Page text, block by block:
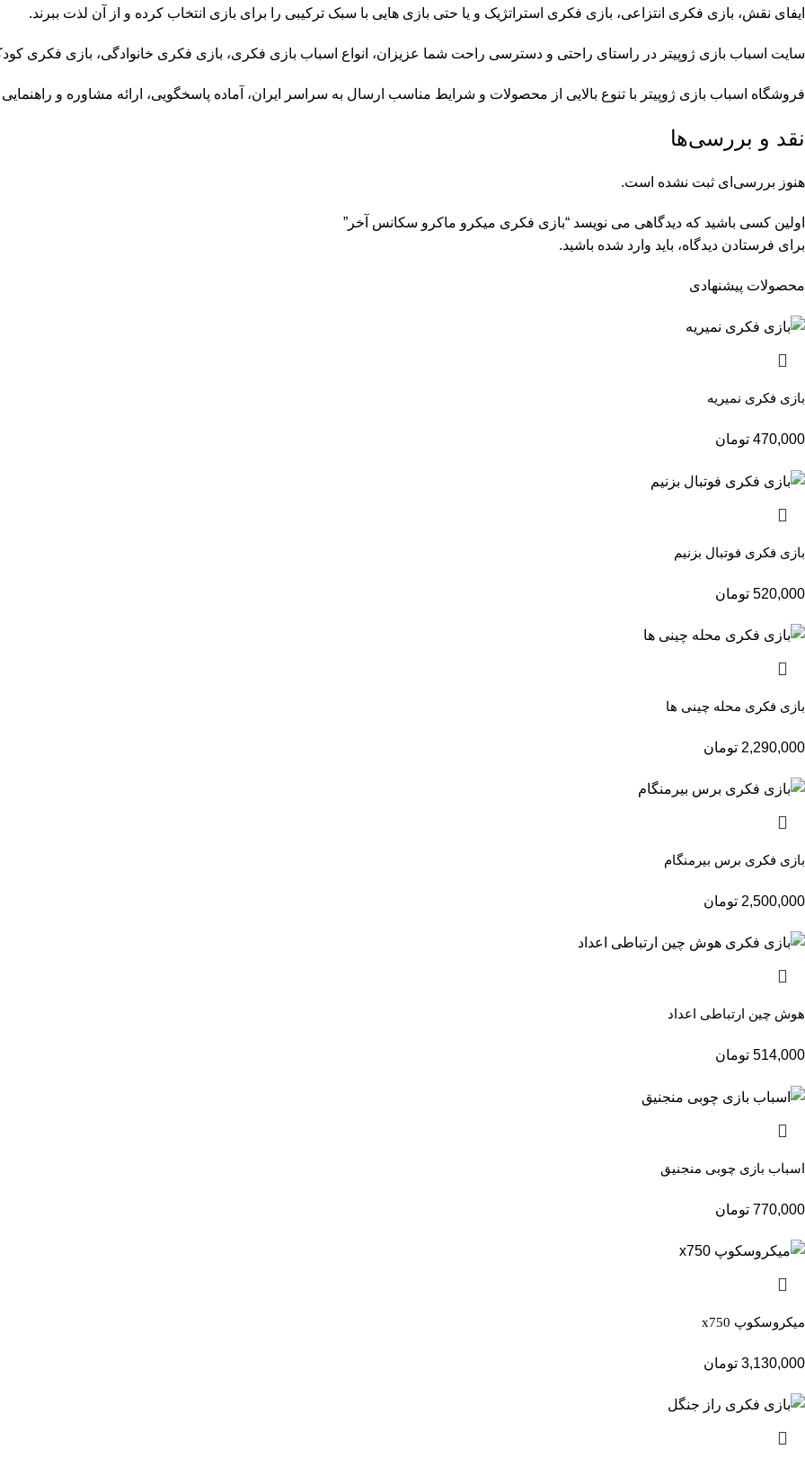
ایفای نقش، بازی فکری انتزاعی، بازی فکری استراتژیک و یا حتی بازی هایی با سبک ترکیبی را برای بازی انتخاب کرده و از آن لذت ببرند.
سایت اسباب بازی ژوپیتر در راستای راحتی و دسترسی راحت شما عزیزان، انواع اسباب بازی فکری، بازی فکری خانوادگی، بازی فکری
فروشگاه اسباب بازی ژوپیتر با تنوع بالایی از محصولات و شرایط مناسب ارسال به سراسر ایران، آماده پاسخگویی، ارائه مشاوره و
نقد و بررسی‌ها
هنوز بررسی‌ای ثبت نشده است.
اولین کسی باشید که دیدگاهی می نویسد “بازی فکری میکرو ماکرو سکانس آخر”
برای فرستادن دیدگاه، باید وارد شده باشید.
محصولات پیشنهادی
بازی فکری نمیریه
470,000 تومان
بازی فکری فوتبال بزنیم
520,000 تومان
بازی فکری محله چینی ها
2,290,000 تومان
بازی فکری برس بیرمنگام
2,500,000 تومان
هوش چین ارتباطی اعداد
514,000 تومان
اسباب بازی چوبی منجنیق
770,000 تومان
میکروسکوپ x750
3,130,000 تومان